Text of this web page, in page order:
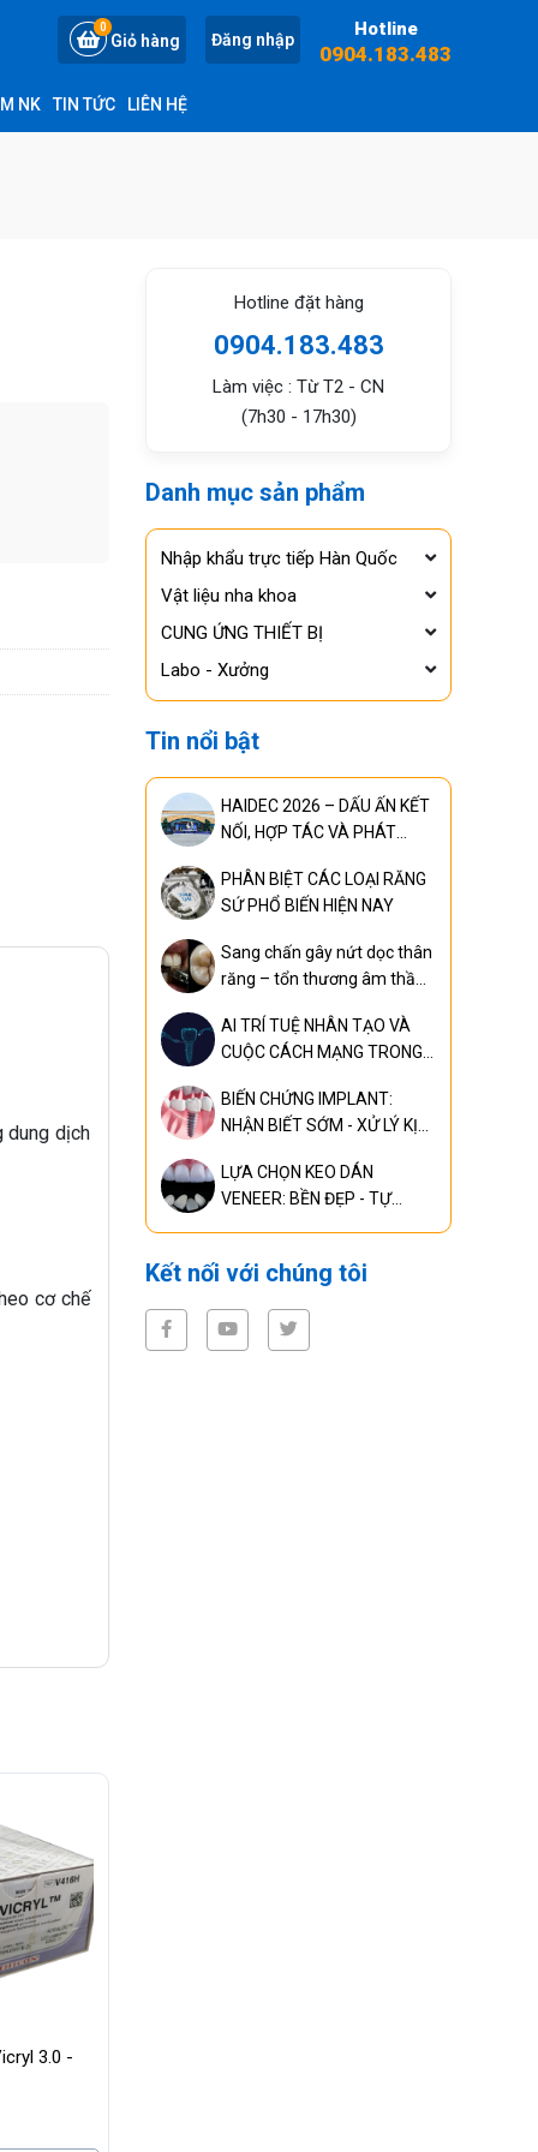
0
Giỏ hàng Đăng nhập Hotline
0904.183.483
NK TIN TỨC LIÊN HỆ
dung dịch
cơ chế
3.0 -
Hotline đặt hàng
0904.183.483
Làm việc : Từ T2 - CN
(7h30 - 17h30)
Danh mục sản phẩm
Nhập khẩu trực tiếp Hàn Quốc
Vật liệu nha khoa
CUNG ỨNG THIẾT BỊ
Labo - Xưởng
Tin nổi bật
HAIDEC 2026 – DẤU ẤN KẾT
NỐI, HỢP TÁC VÀ PHÁT
PHÂN BIỆT CÁC LOẠI RĂNG
SỨ PHỔ BIẾN HIỆN NAY
Sang chấn gây nứt dọc thân
răng – tổn thương âm thầm
nếu phát hiện quá muộn
AI TRÍ TUỆ NHÂN TẠO VÀ
CUỘC CÁCH MẠNG TRONG
RĂNG MIỆNG TOÀN DIỆN
BIẾN CHỨNG IMPLANT:
NHẬN BIẾT SỚM - XỬ LÝ KỊP
QUẢ
LỰA CHỌN KEO DÁN
VENEER: BỀN ĐẸP - TỰ
Kết nối với chúng tôi